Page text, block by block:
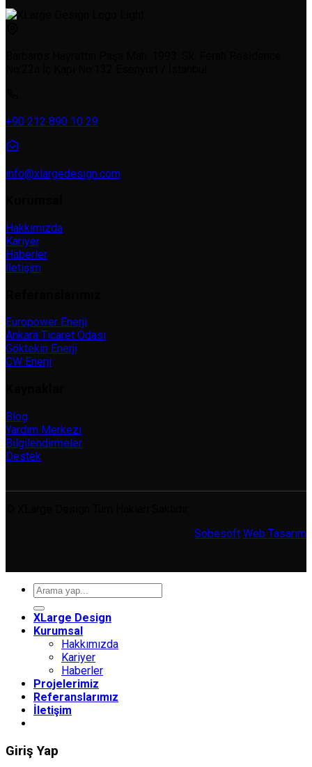
+90 212 890 10 29
info@xlargedesign.com
Hakkımızda
Kariyer
Haberler
İletişim
Europower Enerji
Ankara Ticaret Odası
Göktekin Enerji
CW Enerji
Blog
Yardım Merkezi
Bilgilendirmeler
Destek
Sobesoft Web Tasarım
Ara:
XLarge Design
Kurumsal
Hakkımızda
Kariyer
Haberler
Projelerimiz
Referanslarımız
İletişim
Giriş Yap